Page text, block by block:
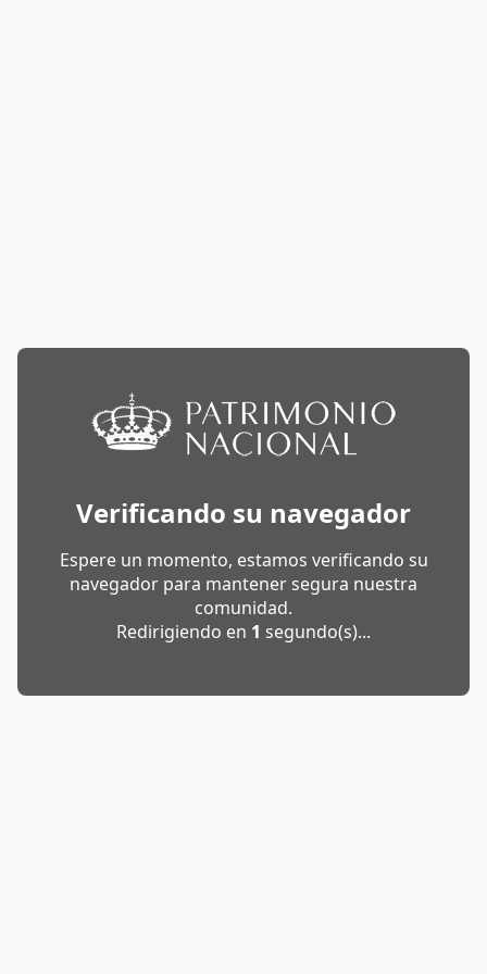
Verificando su navegador
Espere un momento, estamos verificando su
navegador para mantener segura nuestra
comunidad.
Redirigiendo en 1 segundo(s)...